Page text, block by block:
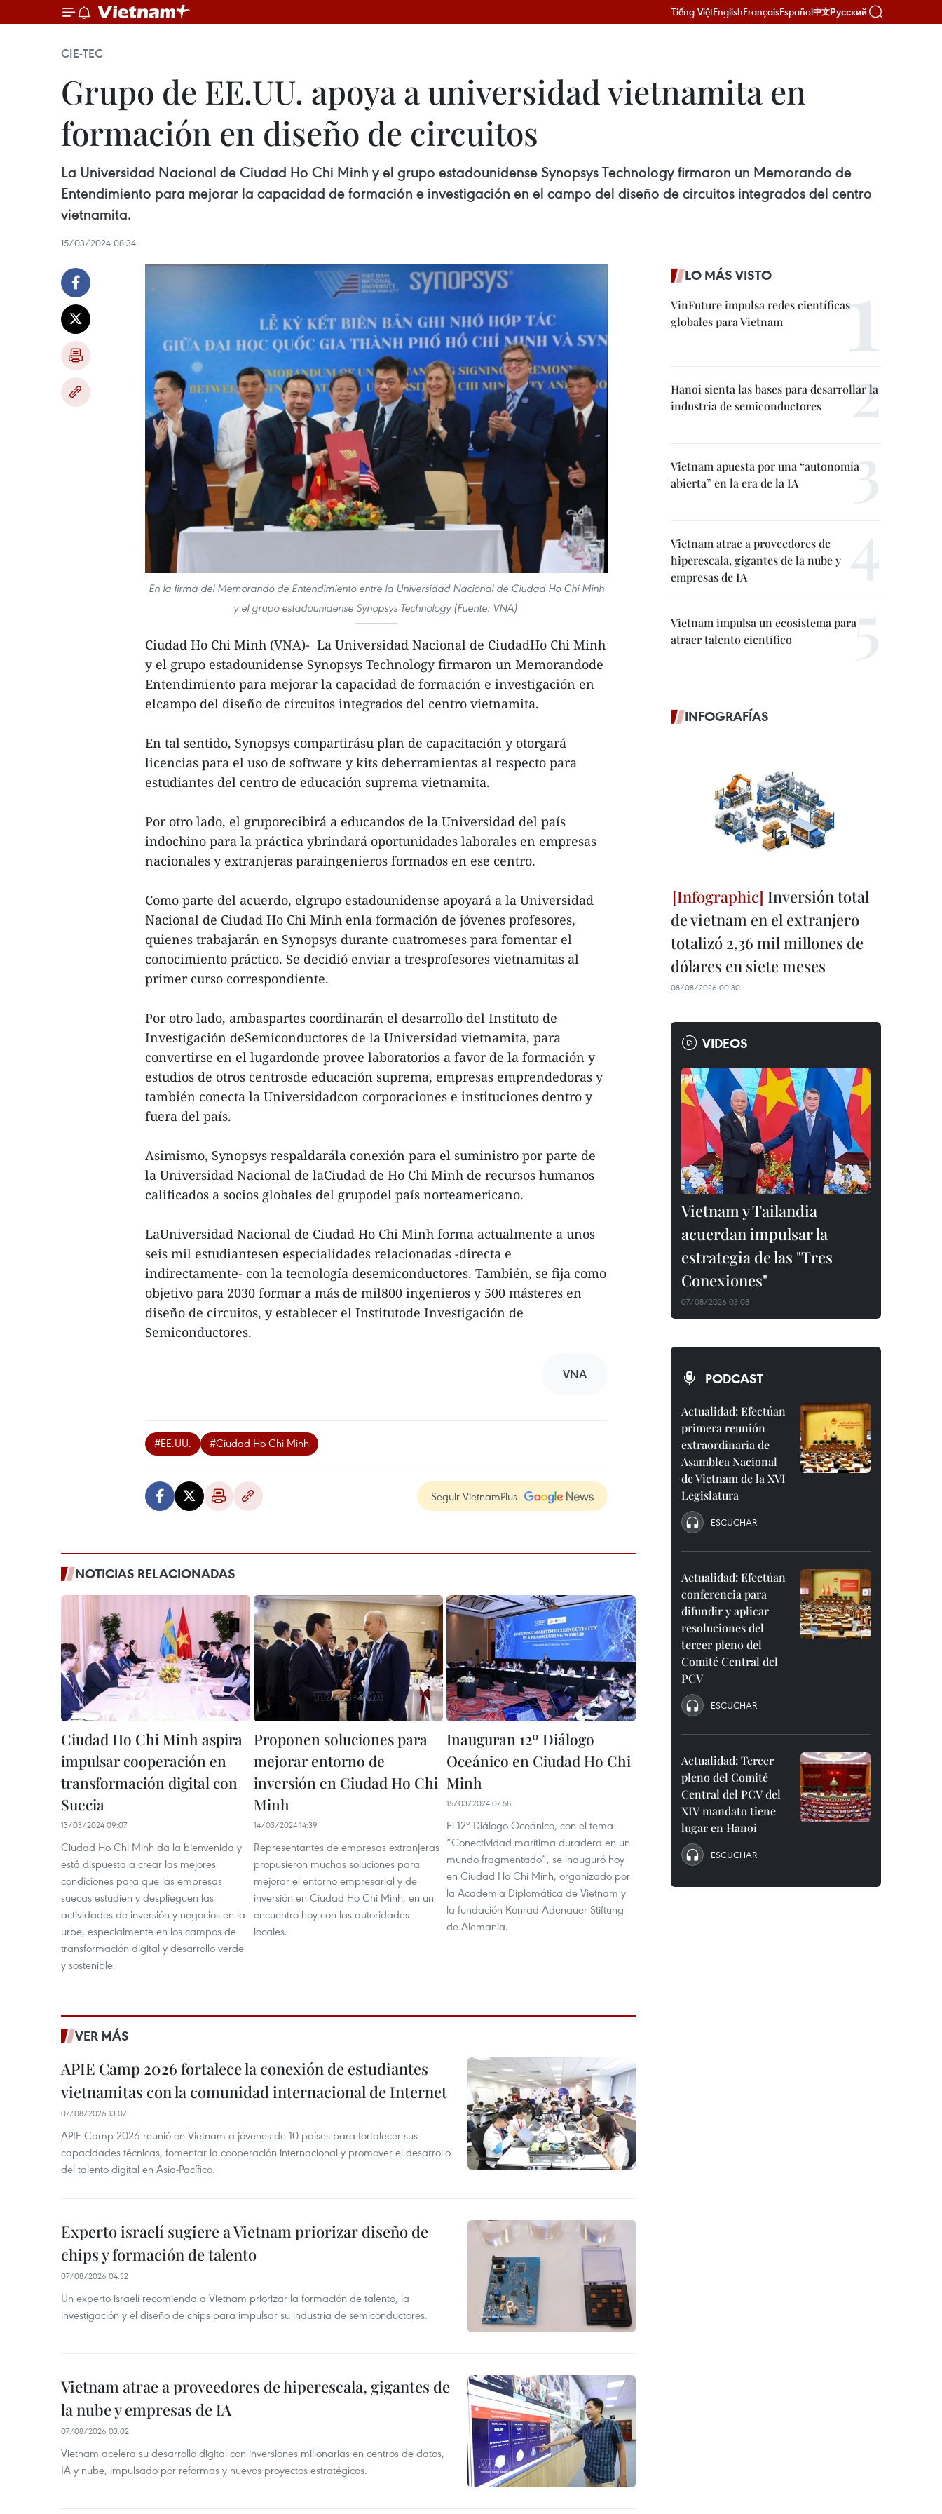
Tiếng ViệtEnglishFrançaisEspañol中文Русский
CIE-TEC
Grupo de EE.UU. apoya a universidad vietnamita en
formación en diseño de circuitos
La Universidad Nacional de Ciudad Ho Chi Minh y el grupo estadounidense Synopsys Technology firmaron un Memorando de
Entendimiento para mejorar la capacidad de formación e investigación en el campo del diseño de circuitos integrados del centro
vietnamita.
15/03/2024 08:34
En la firma del Memorando de Entendimiento entre la Universidad Nacional de Ciudad Ho Chi Minh
y el grupo estadounidense Synopsys Technology (Fuente: VNA)
Ciudad Ho Chi Minh (VNA)- La Universidad Nacional de CiudadHo Chi Minh
y el grupo estadounidense Synopsys Technology firmaron un Memorandode
Entendimiento para mejorar la capacidad de formación e investigación en
elcampo del diseño de circuitos integrados del centro vietnamita.
En tal sentido, Synopsys compartirásu plan de capacitación y otorgará
licencias para el uso de software y kits deherramientas al respecto para
estudiantes del centro de educación suprema vietnamita.
Por otro lado, el gruporecibirá a educandos de la Universidad del país
indochino para la práctica ybrindará oportunidades laborales en empresas
nacionales y extranjeras paraingenieros formados en ese centro.
Como parte del acuerdo, elgrupo estadounidense apoyará a la Universidad
Nacional de Ciudad Ho Chi Minh enla formación de jóvenes profesores,
quienes trabajarán en Synopsys durante cuatromeses para fomentar el
conocimiento práctico. Se decidió enviar a tresprofesores vietnamitas al
primer curso correspondiente.
Por otro lado, ambaspartes coordinarán el desarrollo del Instituto de
Investigación deSemiconductores de la Universidad vietnamita, para
convertirse en el lugardonde provee laboratorios a favor de la formación y
estudios de otros centrosde educación suprema, empresas emprendedoras y
también conecta la Universidadcon corporaciones e instituciones dentro y
fuera del país.
Asimismo, Synopsys respaldarála conexión para el suministro por parte de
la Universidad Nacional de laCiudad de Ho Chi Minh de recursos humanos
calificados a socios globales del grupodel país norteamericano.
LaUniversidad Nacional de Ciudad Ho Chi Minh forma actualmente a unos
seis mil estudiantesen especialidades relacionadas -directa e
indirectamente- con la tecnología desemiconductores. También, se fija como
objetivo para 2030 formar a más de mil800 ingenieros y 500 másteres en
diseño de circuitos, y establecer el Institutode Investigación de
Semiconductores.
VNA
#EE.UU. #Ciudad Ho Chi Minh
Seguir VietnamPlus
NOTICIAS RELACIONADAS
Ciudad Ho Chi Minh aspira
impulsar cooperación en
transformación digital con
Suecia
13/03/2024 09:07
Ciudad Ho Chi Minh da la bienvenida y
está dispuesta a crear las mejores
condiciones para que las empresas
suecas estudien y desplieguen las
actividades de inversión y negocios en la
urbe, especialmente en los campos de
transformación digital y desarrollo verde
y sostenible.
Proponen soluciones para
mejorar entorno de
inversión en Ciudad Ho Chi
Minh
14/03/2024 14:39
Representantes de empresas extranjeras
propusieron muchas soluciones para
mejorar el entorno empresarial y de
inversión en Ciudad Ho Chi Minh, en un
encuentro hoy con las autoridades
locales.
Inauguran 12º Diálogo
Oceánico en Ciudad Ho Chi
Minh
15/03/2024 07:58
El 12º Diálogo Oceánico, con el tema
“Conectividad marítima duradera en un
mundo fragmentado”, se inauguró hoy
en Ciudad Ho Chi Minh, organizado por
la Academia Diplomática de Vietnam y
la fundación Konrad Adenauer Stiftung
de Alemania.
VER MÁS
APIE Camp 2026 fortalece la conexión de estudiantes
vietnamitas con la comunidad internacional de Internet
07/08/2026 13:07
APIE Camp 2026 reunió en Vietnam a jóvenes de 10 países para fortalecer sus
capacidades técnicas, fomentar la cooperación internacional y promover el desarrollo
del talento digital en Asia-Pacífico.
Experto israelí sugiere a Vietnam priorizar diseño de
chips y formación de talento
07/08/2026 04:32
Un experto israelí recomienda a Vietnam priorizar la formación de talento, la
investigación y el diseño de chips para impulsar su industria de semiconductores.
Vietnam atrae a proveedores de hiperescala, gigantes de
la nube y empresas de IA
07/08/2026 03:02
Vietnam acelera su desarrollo digital con inversiones millonarias en centros de datos,
IA y nube, impulsado por reformas y nuevos proyectos estratégicos.
LO MÁS VISTO
VinFuture impulsa redes científicas
globales para Vietnam
Hanoi sienta las bases para desarrollar la
industria de semiconductores
Vietnam apuesta por una “autonomía
abierta” en la era de la IA
Vietnam atrae a proveedores de
hiperescala, gigantes de la nube y
empresas de IA
Vietnam impulsa un ecosistema para
atraer talento científico
INFOGRAFÍAS
Inversión total
de vietnam en el extranjero
totalizó 2,36 mil millones de
dólares en siete meses
08/08/2026 00:30
VIDEOS
Vietnam y Tailandia
acuerdan impulsar la
estrategia de las "Tres
Conexiones"
07/08/2026 03:08
PODCAST
Actualidad: Efectúan
primera reunión
extraordinaria de
Asamblea Nacional
de Vietnam de la XVI
Legislatura
ESCUCHAR
Actualidad: Efectúan
conferencia para
difundir y aplicar
resoluciones del
tercer pleno del
Comité Central del
PCV
ESCUCHAR
Actualidad: Tercer
pleno del Comité
Central del PCV del
XIV mandato tiene
lugar en Hanoi
ESCUCHAR